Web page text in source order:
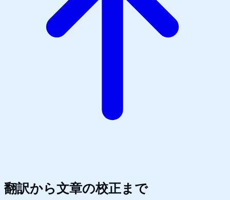
翻訳から文章の校正まで